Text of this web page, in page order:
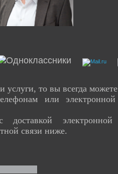
услуги, то вы всегда
или
связи ниже.